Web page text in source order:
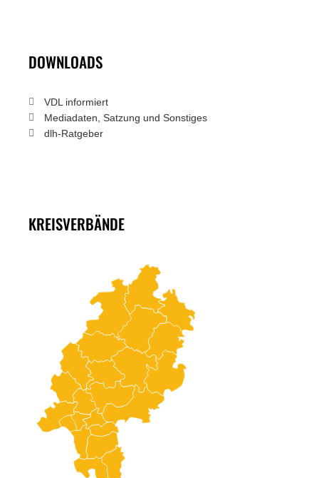
DOWNLOADS
VDL informiert
Mediadaten, Satzung und Sonstiges
dlh-Ratgeber
KREISVERBÄNDE